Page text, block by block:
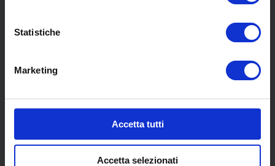
Statistiche
Marketing
Accetta tutti
Accetta selezionati
Chi siamo
Meccanica
Convenzioni
Whisteblowing D.Lgs 24/2023
Promozioni